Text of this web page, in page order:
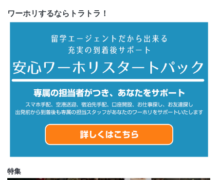
ワーホリするならトラトラ！
特集